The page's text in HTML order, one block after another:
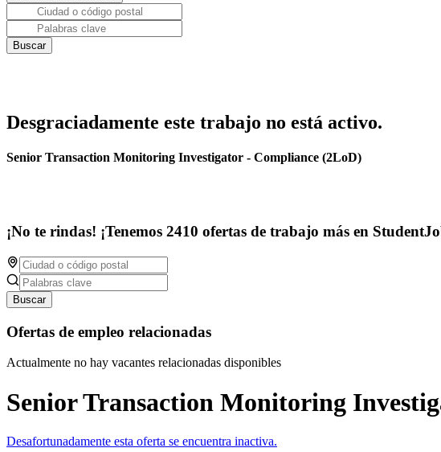
Desgraciadamente este trabajo no está activo.
Senior Transaction Monitoring Investigator - Compliance (2LoD)
¡No te rindas! ¡Tenemos 2410 ofertas de trabajo más en
Buscar
Ofertas de empleo relacionadas
Actualmente no hay vacantes relacionadas disponibles
Senior Transaction Monitoring
Desafortunadamente esta oferta se encuentra inactiva.